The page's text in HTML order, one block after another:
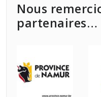
Nous
partenaires…